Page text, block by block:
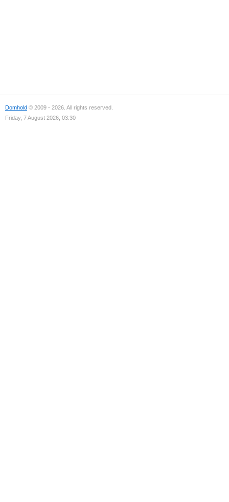
Domhold © 2009 - 2026. All rights reserved.
Friday, 7 August 2026, 03:30